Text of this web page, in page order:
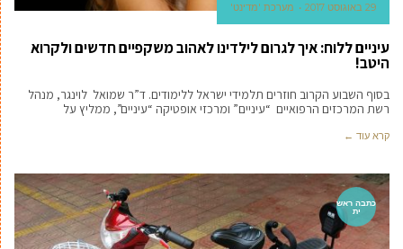
29 באוגוסט 2017 מערכת 'מדינט'
עיניים ללוח: איך לגרום לילדינו לאהוב משקפיים חדשים ולקרוא
היטב!
בסוף השבוע הקרוב חוזרים תלמידי ישראל ללימודים. ד”ר שמואל לוינגר, מנהל
רשת המרכזים הרפואיים “עיניים” ומרכזי אופטיקה “עיניים”, ממליץ על
קרא עוד ←
כתבה ראש
ית